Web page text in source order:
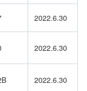
2022.6.30
2022.6.30
2022.6.30